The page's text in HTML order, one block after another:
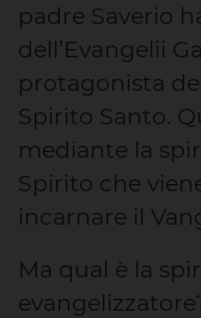
padre Saverio
dell’Evangelii
protagonista
Spirito Santo.
mediante la
Spirito che
incarnare il
Ma qual è la